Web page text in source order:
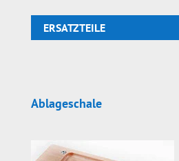
ERSATZTEILE
Ablageschale